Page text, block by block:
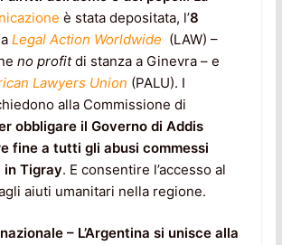
è stata depositata, l’8
Legal Action Worldwide (LAW) –
no profitdi stanza a Ginevra – e
Lawyers Union (PALU). I
alla Commissione di
obbligare il Governo di Addis
fine a tutti gli abusi commessi
Tigray. E consentire l’accesso al
aiuti umanitari nella regione.
– L’Argentina si unisce alla